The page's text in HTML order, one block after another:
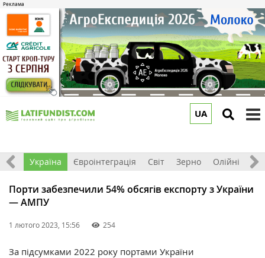
UA
Все Україна Євроінтеграція Світ Зерно Олійні
Порти забезпечили 54% обсягів експорту з України
— АМПУ
1 лютого 2023, 15:56 254
За підсумками 2022 року портами України